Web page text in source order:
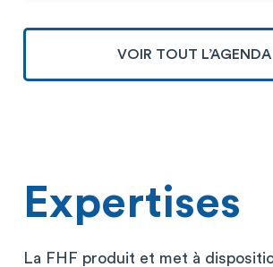
VOIR TOUT L’AGENDA
Expertises
La FHF produit et met à